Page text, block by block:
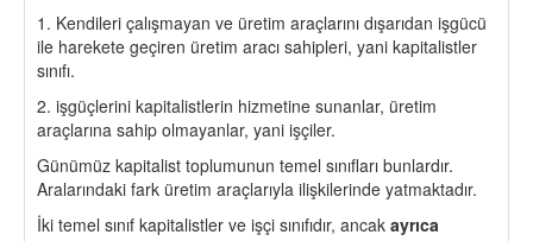
1. Kendileri çalışmayan ve üretim araçlarını dışarıdan işgücü
ile harekete geçiren üretim aracı sahipleri, yani kapitalistler
sınıfı.
2. işgüçlerini kapitalistlerin hizmetine sunanlar, üretim
araçlarına sahip olmayanlar, yani işçiler.
Günümüz kapitalist toplumunun temel sınıfları bunlardır.
Aralarındaki fark üretim araçlarıyla ilişkilerinde yatmaktadır.
İki temel sınıf kapitalistler ve işçi sınıfıdır, ancak ayrıca